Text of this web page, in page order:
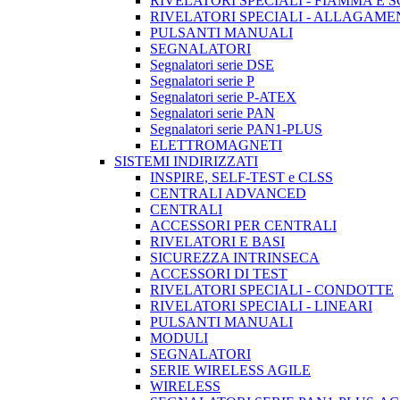
RIVELATORI SPECIALI -
PULSANTI MANUALI
SEGNALATORI
Segnalatori serie DSE
Segnalatori serie P
Segnalatori serie P-ATEX
Segnalatori serie PAN
Segnalatori serie PAN1-PLUS
ELETTROMAGNETI
SISTEMI INDIRIZZATI
INSPIRE, SELF-TEST e CLSS
CENTRALI ADVANCED
CENTRALI
ACCESSORI PER CENTRALI
RIVELATORI E BASI
SICUREZZA INTRINSECA
ACCESSORI DI TEST
RIVELATORI SPECIALI - CONDOTTE
RIVELATORI SPECIALI - LINEARI
PULSANTI MANUALI
MODULI
SEGNALATORI
SERIE WIRELESS AGILE
WIRELESS